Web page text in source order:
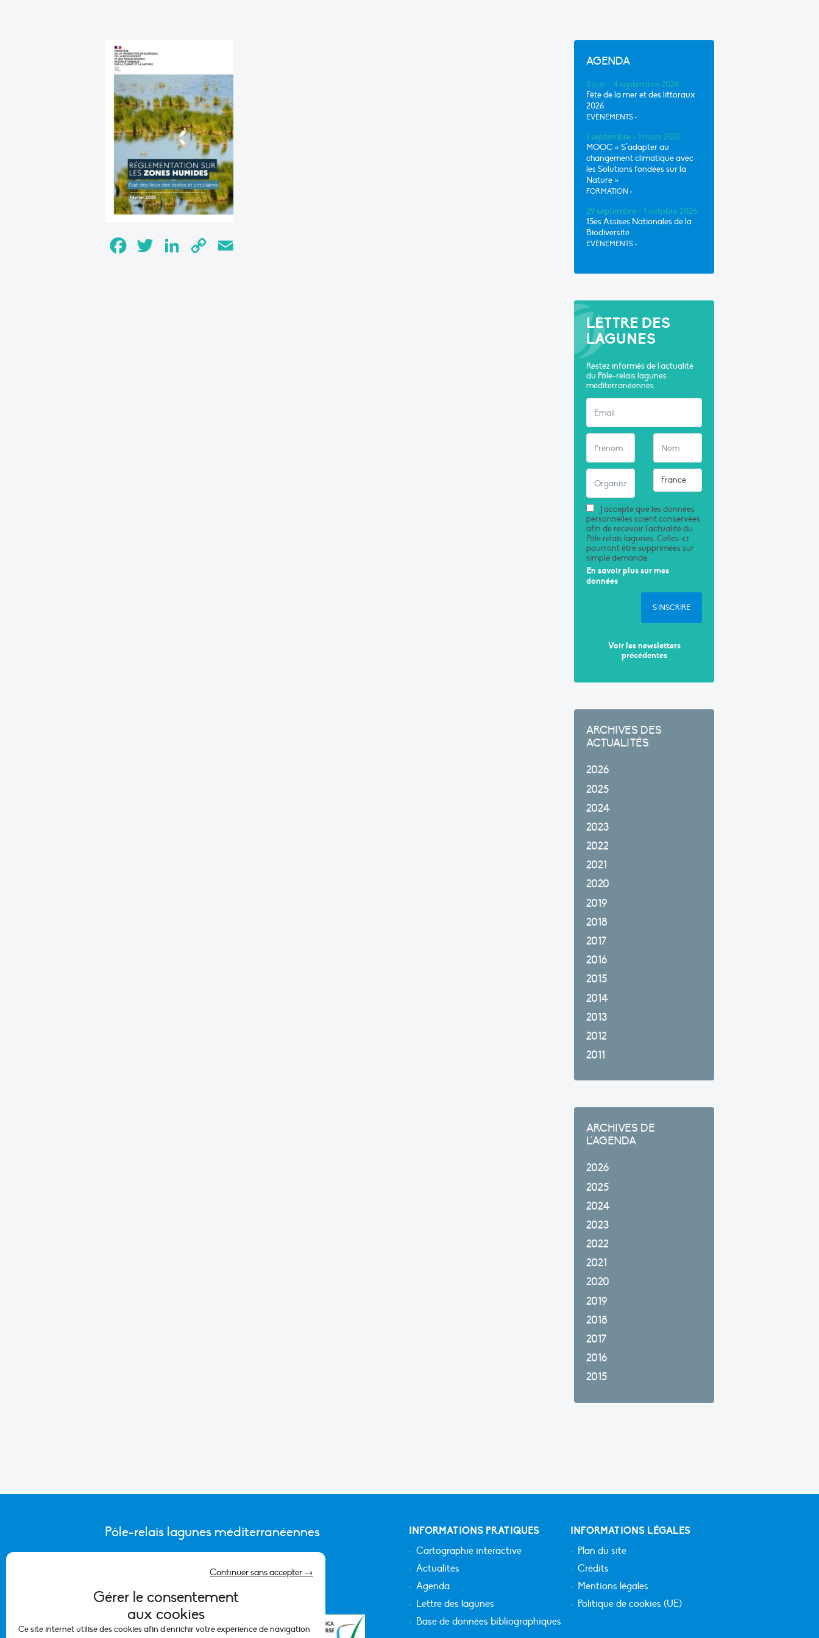
Gérer le consentement
aux cookies
Ce site internet utilise des cookies afin d'enrichir votre expérience de navigation
Continuer sans accepter →
FacebookTwitter LinkedInCopy
AGENDA
5 juin - 4 septembre 2026
Fête de la mer et des littoraux
2026
EVÈNEMENTS •
1 septembre - 1 mars 2027
MOOC « S’adapter au
changement climatique avec
les Solutions fondées sur la
Nature »
FORMATION •
29 septembre - 1 octobre 2026
15es Assises Nationales de la
Biodiversité
EVÈNEMENTS •
LETTRE DES
LAGUNES
Restez informés de l'actualité
du Pôle-relais lagunes
méditerranéennes
J'accepte que les données
personnelles soient conservées
afin de recevoir l'actualité du
Pôle relais lagunes. Celles-ci
pourront être supprimées sur
simple demande.
En savoir plus sur mes
données
S'INSCRIRE
Voir les newsletters
précédentes
ARCHIVES DES
ACTUALITÉS
2026
2025
2024
2023
2022
2021
2020
2019
2018
2017
2016
2015
2014
2013
2012
2011
ARCHIVES DE
L'AGENDA
2026
2025
2024
2023
2022
2021
2020
2019
2018
2017
2016
2015
Pôle-relais lagunes méditerranéennes
CONTACTER L’ÉQUIPE DU PÔLE
INFORMATIONS PRATIQUES
Cartographie interactive
Actualités
Agenda
Lettre des lagunes
Base de données bibliographiques
INFORMATIONS LÉGALES
Plan du site
Crédits
Mentions légales
Politique de cookies (UE)